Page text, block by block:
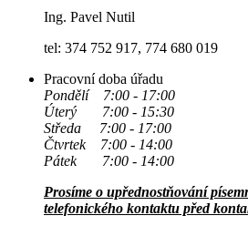
Ing. Pavel Nutil
tel: 374 752 917, 774 680 019
Pracovní doba úřadu
Pondělí 7:00 - 17:00
Úterý 7:00 - 15:30
Středa 7:00 - 17:00
Čtvrtek 7:00 - 14:00
Pátek 7:00 - 14:00
Prosíme o upřednostňování
telefonického kontaktu před